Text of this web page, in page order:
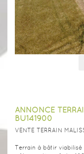
ANNONCE
BU141900
VENTE TERRAIN
Terrain à bâtir